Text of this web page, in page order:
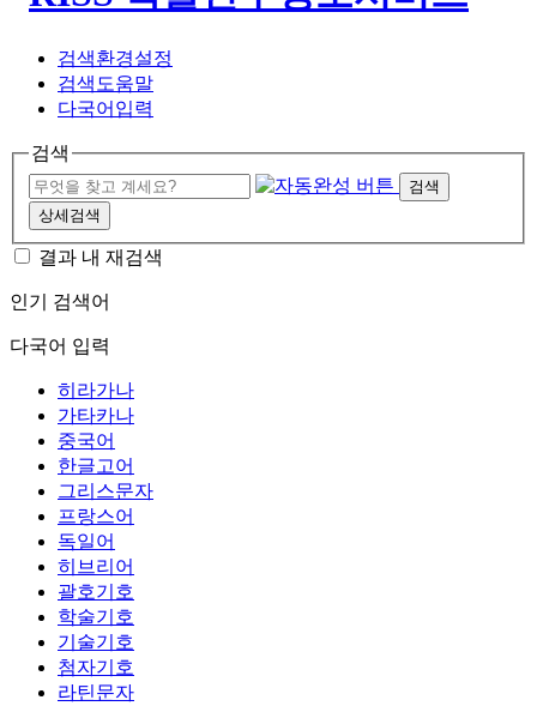
검색환경설정
검색도움말
다국어입력
검색
검색
상세검색
결과 내 재검색
인기 검색어
다국어 입력
히라가나
가타카나
중국어
한글고어
그리스문자
프랑스어
독일어
히브리어
괄호기호
학술기호
기술기호
첨자기호
라틴문자